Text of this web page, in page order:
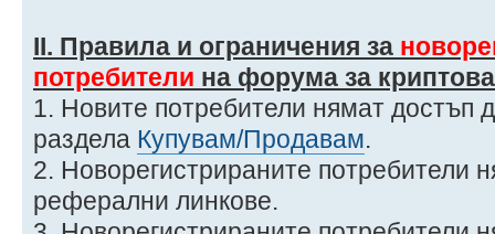
ІІ. Правила и ограничения за
потребители на форума за
1. Новите потребители нямат достъп
раздела Купувам/Продавам.
2. Новорегистрираните потребители
реферални линкове.